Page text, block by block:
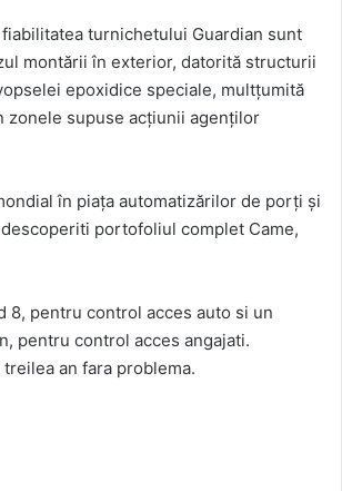
turnichetului Guardian sunt
montării în exterior, datorită structurii
epoxidice speciale, multțumită
zonele supuse acțiunii agenților
în piața automatizărilor de porți și
descoperiti portofoliul complet Came,
8, pentru control acces auto si un
pentru control acces angajati.
an fara problema.